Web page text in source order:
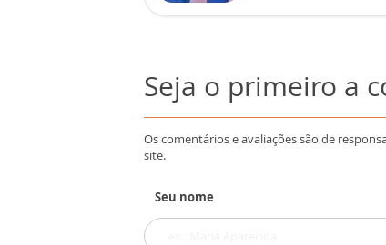
Seja o primeiro a
Os comentários e avaliações são de
site.
Seu nome